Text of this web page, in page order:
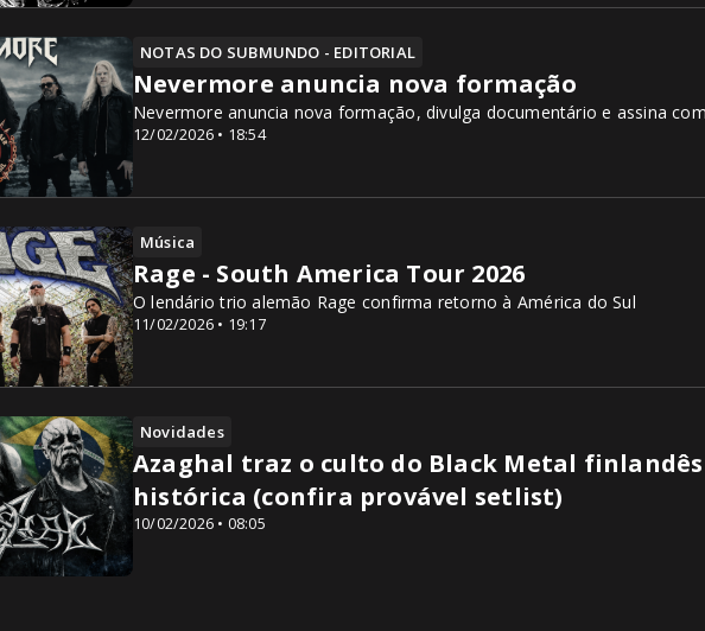
NOTAS DO SUBMUNDO - EDITORIAL
12/02/2026 • 18:54
Nevermore anuncia nova formação
Nevermore anuncia nova formação, divulga documentário e assina
Música
11/02/2026 • 19:17
Rage - South America Tour 2026
O lendário trio alemão Rage confirma retorno à América do Sul
Novidades
10/02/2026 • 08:05
Azaghal traz o culto do Black Metal
histórica (confira provável setlist)